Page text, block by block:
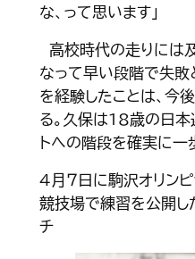
な、って思います」
高校時代の走りには
なって早い段階で失敗
を経験したことは、今
る。久保は18歳の日本
トへの階段を確実に一
４月７日に駒沢オリン
競技場で練習を公開し
チ